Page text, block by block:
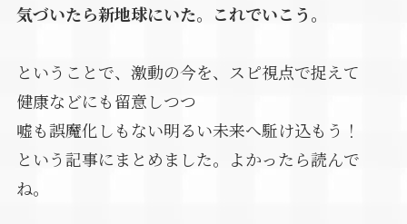
気づいたら新地球にいた。これでいこう。
ということで、激動の今を、スピ視点で捉えて
健康などにも留意しつつ
嘘も誤魔化しもない明るい未来へ駈け込もう！
という記事にまとめました。よかったら読んで
ね。